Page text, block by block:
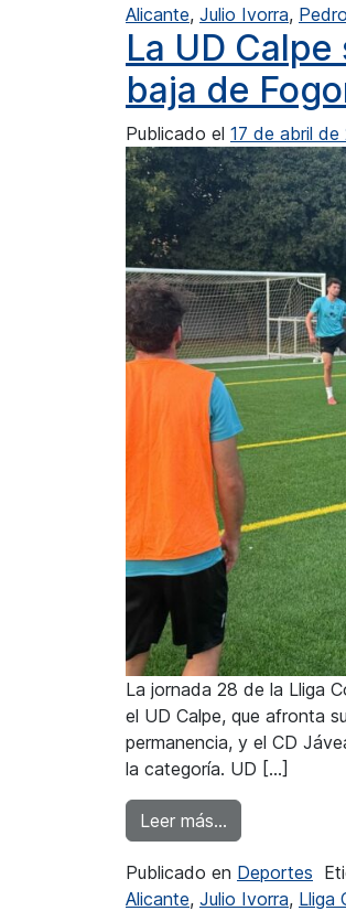
Alicante, Julio Ivorra,
La UD
baja de
Publicado el 17 de abril de
La jornada 28 de la Lliga
el UD Calpe, que afronta
permanencia, y el CD
la categoría. UD […]
Leer más…
Publicado en Deportes
Alicante, Julio Ivorra, Lliga